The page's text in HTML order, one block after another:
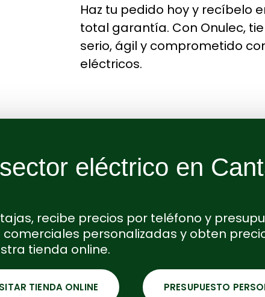
Haz tu pedido hoy y recíbelo
total garantía. Con Onulec,
serio, ágil y comprometido
eléctricos.
eléctrico en
recibe precios por teléfono y
personalizadas y obten
tienda online.
TIENDA ONLINE PRESUPUESTO